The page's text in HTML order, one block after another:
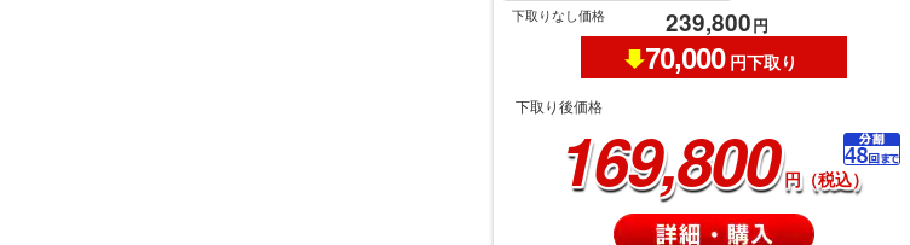
下取りなし価格 239,800円
70,000 円下取り
下取り後価格
169,800 円（税込）